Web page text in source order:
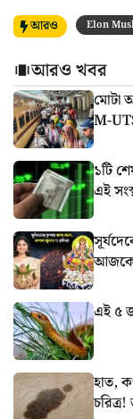
আরও Elon
আরও খবর
মোটা
M-
১টি
এই
এই ৫
হাত,